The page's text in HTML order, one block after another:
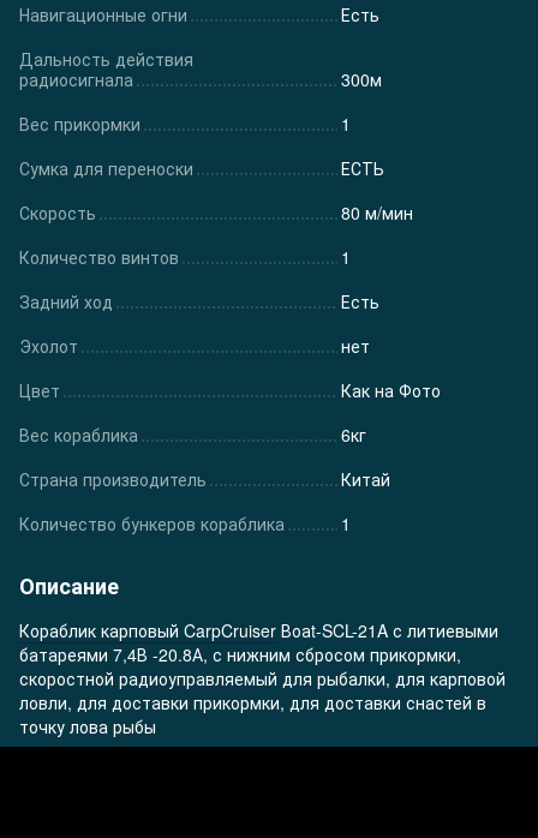
Навигационные огни
Есть
Дальность действия
радиосигнала
300м
Вес прикормки
1
Сумка для переноски
ЕСТЬ
Скорость
80 м/мин
Количество винтов
1
Задний ход
Есть
Эхолот
нет
Цвет
Как на Фото
Вес кораблика
6кг
Страна производитель
Китай
Количество бункеров кораблика
1
Описание
Кораблик карповый CarpCruiser Воаt-SCL-21A с литиевыми
батареями 7,4В -20.8А, с нижним сбросом прикормки,
скоростной радиоуправляемый для рыбалки, для карповой
ловли, для доставки прикормки, для доставки снастей в
точку лова рыбы